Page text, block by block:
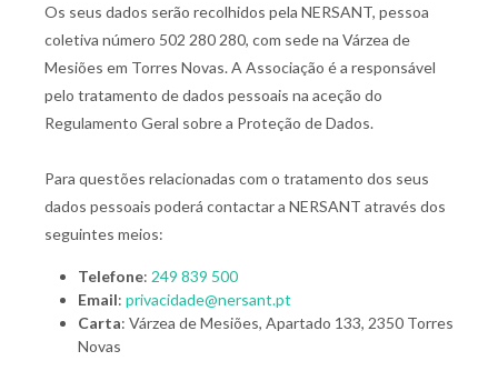
Os seus dados serão recolhidos pela NERSANT, pessoa
coletiva número 502 280 280, com sede na Várzea de
Mesiões em Torres Novas. A Associação é a responsável
pelo tratamento de dados pessoais na aceção do
Regulamento Geral sobre a Proteção de Dados.
Para questões relacionadas com o tratamento dos seus
dados pessoais poderá contactar a NERSANT através dos
seguintes meios:
Telefone: 249 839 500
Email: privacidade@nersant.pt
Carta: Várzea de Mesiões, Apartado 133, 2350 Torres
Novas